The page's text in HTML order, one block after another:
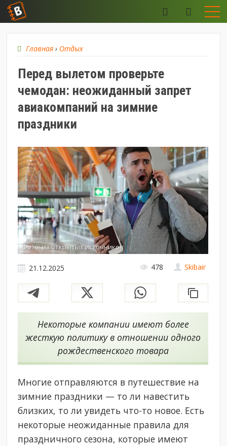
Главная › Отдых
Перед вылетом проверьте
чемодан: неожиданный запрет
авиакомпаний на зимние
праздники
Фото: из открытых источников
Skibair
21.12.2025 478
Некоторые компании имеют более
жесткую политику в отношении одного
рождественского товара
Многие отправляются в путешествие на
зимние праздники — то ли навестить
близких, то ли увидеть что-то новое. Есть
некоторые неожиданные правила для
праздничного сезона, которые имеют